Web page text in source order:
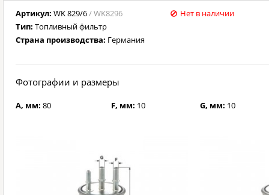
Артикул: WK 829/6/ WK8296
Тип: Топливный фильтр
Страна производства: Германия
Нет в наличии
Фотографии и размеры
A, мм: 80 F, мм: 10 G, мм: 10